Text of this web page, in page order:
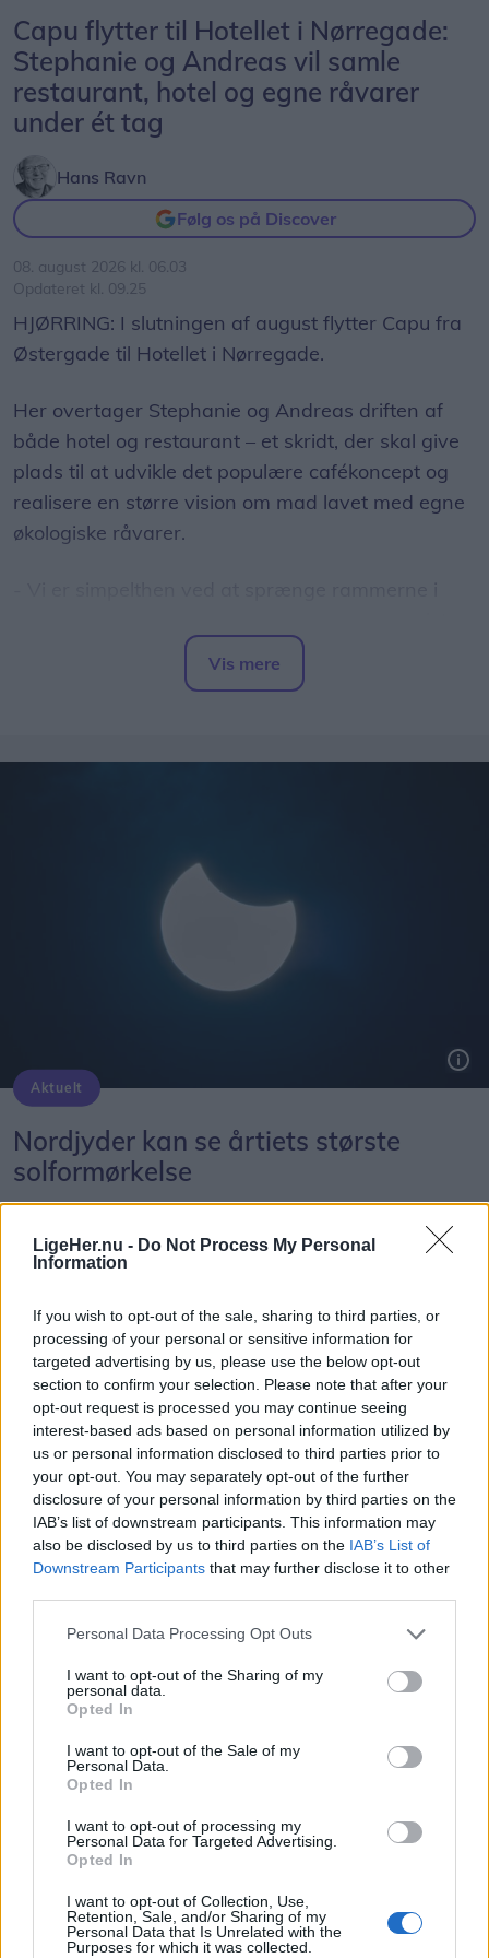
LigeHer.nu - Do Not Process My Personal
Information
If you wish to opt-out of the sale, sharing to third parties, or
processing of your personal or sensitive information for
targeted advertising by us, please use the below opt-out
section to confirm your selection. Please note that after your
opt-out request is processed you may continue seeing
interest-based ads based on personal information utilized by
us or personal information disclosed to third parties prior to
your opt-out. You may separately opt-out of the further
disclosure of your personal information by third parties on the
IAB’s list of downstream participants. This information may
also be disclosed by us to third parties on the IAB’s List of
Downstream Participants that may further disclose it to other
Personal Data Processing Opt Outs
I want to opt-out of the Sharing of my
personal data.
Opted In
I want to opt-out of the Sale of my
Personal Data.
Opted In
I want to opt-out of processing my
Personal Data for Targeted Advertising.
Opted In
I want to opt-out of Collection, Use,
Retention, Sale, and/or Sharing of my
Personal Data that Is Unrelated with the
Purposes for which it was collected.
Capu flytter til Hotellet i Nørregade:
Stephanie og Andreas vil samle
restaurant, hotel og egne råvarer
under ét tag
Hans Ravn
Følg os på Discover
08. august 2026 kl. 06.03
Opdateret kl. 09.25
HJØRRING: I slutningen af august flytter Capu fra
Østergade til Hotellet i Nørregade.
Her overtager Stephanie og Andreas driften af
både hotel og restaurant – et skridt, der skal give
plads til at udvikle det populære cafékoncept og
realisere en større vision om mad lavet med egne
økologiske råvarer.
plads, og nu får vi mulighed for for alvor at folde
vores idéer ud og tage Capu til det næste niveau,
stamgæster glæde sig over, at caféens populære
brunchkoncept fortsætter uændret.
- Vores morgenbræt og brunch følger med. Det er
en stor del af Capu, og det kommer gæsterne til at
Samtidig bliver frokostmenuen videreudviklet, og
torsdag, fredag og lørdag åbner restauranten
også om aftenen. Her bliver konceptet inspireret
af social dining, hvor gæsterne selv
sammensætter flere mindre retter, som serveres
samlet ved bordet.
- Vi vil skabe en hyggelig og uformel oplevelse,
hvor man deler maden, men stadig vælger sine
egne retter.
Mere plads til udvikling
Flytningen handler ikke kun om flere borde.
- Vi får kun omkring 20 ekstra siddepladser. Den
med køl, frost og arbejdsplads, og det har sat en
naturlig grænse for, hvor meget vi har kunnet
udvikle os.
Vis mere
Aktuelt
Nordjyder kan se årtiets største
solformørkelse
08. august 2026 kl. 14.00
NORDJYLLAND: Når solen går mod horisonten
onsdag 12. august, bliver det ikke en helt
almindelig sommeraften.
Nordjyder får nemlig mulighed for at opleve den
kraftigste delvise solformørkelse, der kan ses fra
Danmark frem til 2048.
befinder sig, vil op mod 86 procent af Solens skive
være dækket.
Formørkelsen topper omkring klokken 20.00, kort
før solnedgang, hvilket giver gode muligheder for
at opleve fænomenet fra steder med frit udsyn
For mange nordjyder kan kysterne, fjordene og de
Vis mere
Kategorier
Events
Aktuelt